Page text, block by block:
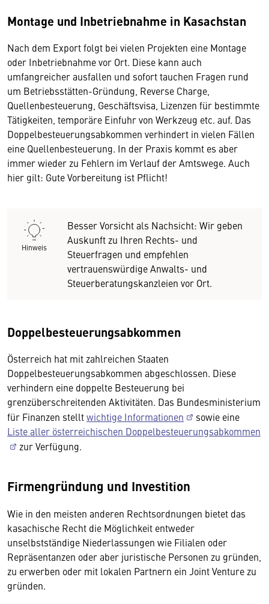
Montage und Inbetriebnahme in Kasachstan
Nach dem Export folgt bei vielen Projekten eine Montage
oder Inbetriebnahme vor Ort. Diese kann auch
umfangreicher ausfallen und sofort tauchen Fragen rund
um Betriebsstätten-Gründung, Reverse Charge,
Quellenbesteuerung, Geschäftsvisa, Lizenzen für bestimmte
Tätigkeiten, temporäre Einfuhr von Werkzeug etc. auf. Das
Doppelbesteuerungsabkommen verhindert in vielen Fällen
eine Quellenbesteuerung. In der Praxis kommt es aber
immer wieder zu Fehlern im Verlauf der Amtswege. Auch
hier gilt: Gute Vorbereitung ist Pflicht!
Hinweis
Besser Vorsicht als Nachsicht: Wir geben
Auskunft zu Ihren Rechts- und
Steuerfragen und empfehlen
vertrauenswürdige Anwalts- und
Steuerberatungskanzleien vor Ort.
Doppelbesteuerungsabkommen
Österreich hat mit zahlreichen Staaten
Doppelbesteuerungsabkommen abgeschlossen. Diese
verhindern eine doppelte Besteuerung bei
grenzüberschreitenden Aktivitäten. Das Bundesministerium
für Finanzen stelltwichtige Informationen
sowie eine
Liste aller österreichischen Doppelbesteuerungsabkommen
zur Verfügung.
Firmengründung und Investition
Wie in den meisten anderen Rechtsordnungen bietet das
kasachische Recht die Möglichkeit entweder
unselbstständige Niederlassungen wie Filialen oder
Repräsentanzen oder aber juristische Personen zu gründen,
zu erwerben oder mit lokalen Partnern ein Joint Venture zu
gründen.